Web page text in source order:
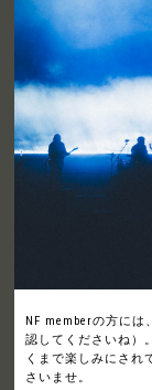
NF memberの方に
認してくださいね）
くまで楽しみにされ
さいませ。